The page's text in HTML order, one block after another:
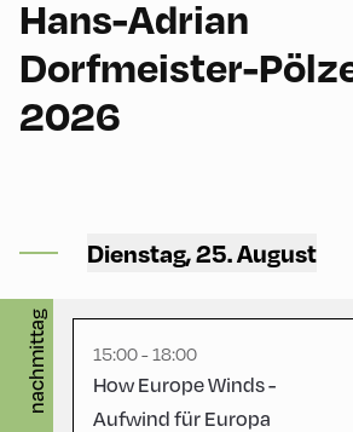
Hans-Adrian
Dorfmeister-
2026
Dienstag, 25. August
nachmittag
Mittelschule – Gym
15:00 - 18:00
How Europe Winds -
Aufwind für Europa